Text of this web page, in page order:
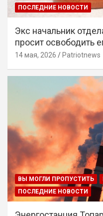
ПОСЛЕДНИЕ НОВОСТИ
Экс начальник
просит освободить
14 мая, 2026 Patriotnews
ВЫ МОГЛИ ПРОПУСТИТЬ
ПОСЛЕДНИЕ НОВОСТИ